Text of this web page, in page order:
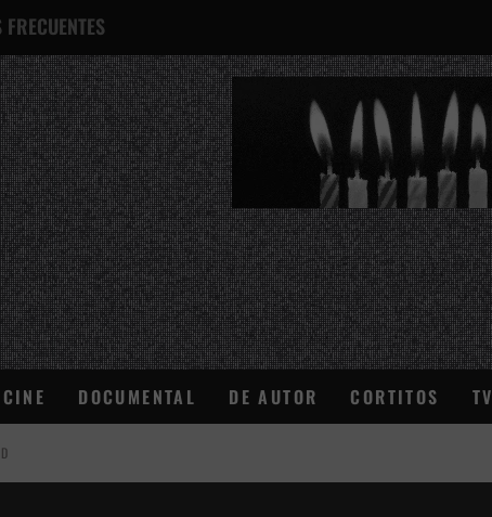
¿QUÉ ES ESTO?
CINE DOCUMENTAL DE AUTOR CORTITOS TV